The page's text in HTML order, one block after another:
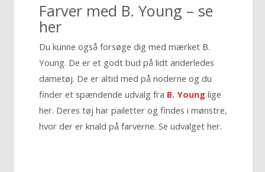
Farver med B. Young – se
her
Du kunne også forsøge dig med mærket B.
Young. De er et godt bud på lidt anderledes
dametøj. De er altid med på noderne og du
finder et spændende udvalg fra B. Younglige
her. Deres tøj har pailetter og findes i mønstre,
hvor der er knald på farverne. Se udvalget her.